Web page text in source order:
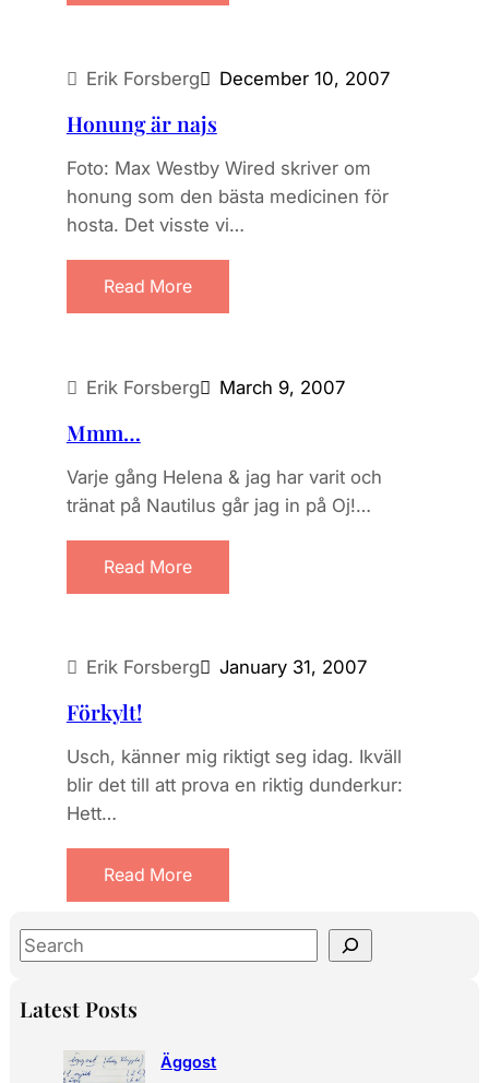
Erik Forsberg December 10, 2007
Honung är najs
Foto: Max Westby Wired skriver om
honung som den bästa medicinen för
hosta. Det visste vi…
Read More
Erik Forsberg March 9, 2007
Mmm…
Varje gång Helena & jag har varit och
tränat på Nautilus går jag in på Oj!…
Read More
Erik Forsberg January 31, 2007
Förkylt!
Usch, känner mig riktigt seg idag. Ikväll
blir det till att prova en riktig dunderkur:
Hett…
Read More
S
a
Latest Posts
Äggost